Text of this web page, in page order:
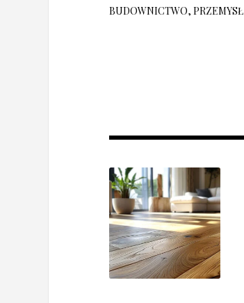
BUDOWNICTWO, PRZEMYSŁ